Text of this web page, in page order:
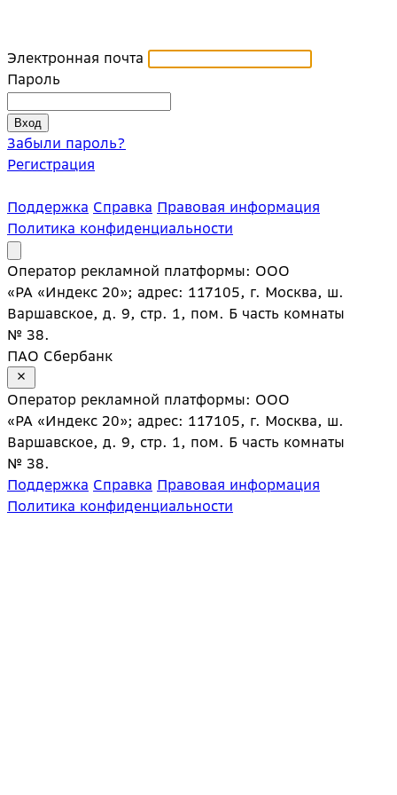
Электронная почта
Пароль
Забыли пароль?
Регистрация
Поддержка Справка Правовая информация
Политика конфиденциальности
Оператор рекламной платформы: ООО
«РА «Индекс 20»; адрес: 117105, г. Москва, ш.
Варшавское, д. 9, стр. 1, пом. Б часть комнаты
№ 38.
ПАО Сбербанк
Оператор рекламной платформы: ООО
«РА «Индекс 20»; адрес: 117105, г. Москва, ш.
Варшавское, д. 9, стр. 1, пом. Б часть комнаты
№ 38.
Поддержка Справка Правовая информация
Политика конфиденциальности